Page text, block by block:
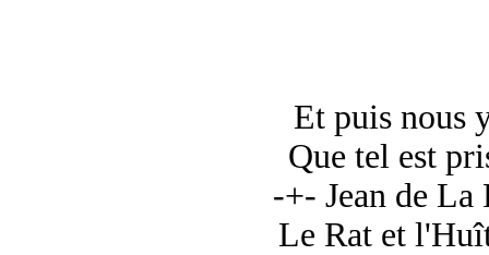
Et puis nous
Que tel est
-+- Jean de
Le Rat et